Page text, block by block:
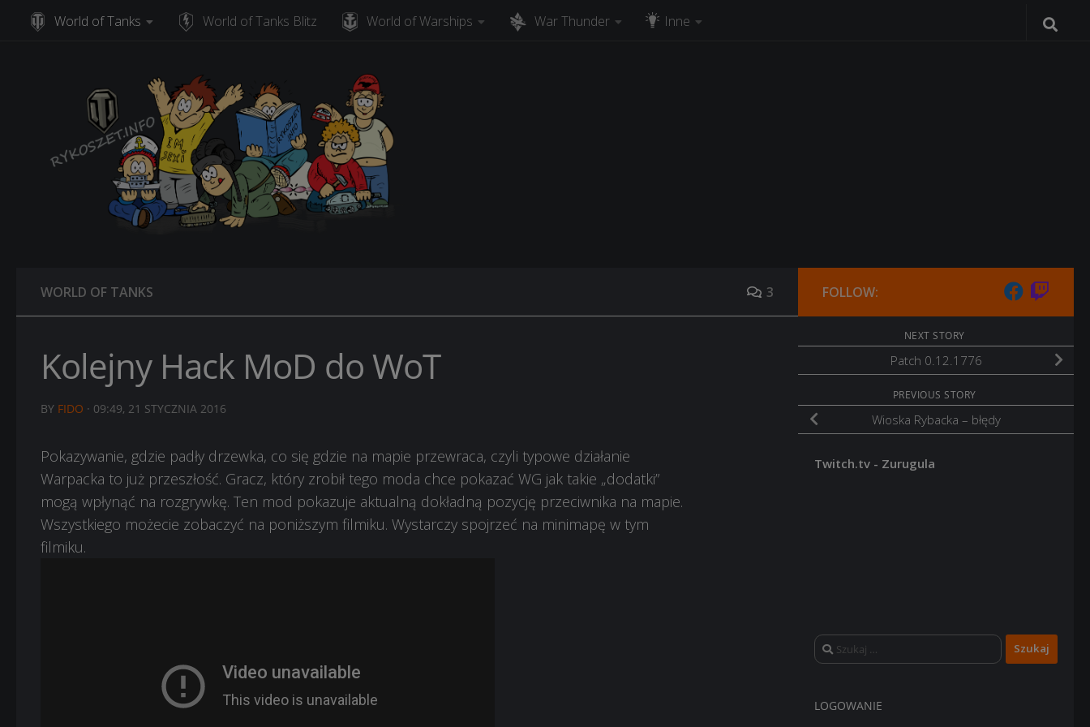
Skip to content
World of Tanks World of Tanks Blitz World of Warships War Thunder Inne
WORLD OF TANKS 3
Kolejny Hack MoD do WoT
BY FIDO · 09:49, 21 STYCZNIA 2016
Pokazywanie, gdzie padły drzewka, co się gdzie na mapie przewraca, czyli typowe działanie
Warpacka to już przeszłość. Gracz, który zrobił tego moda chce pokazać WG jak takie „dodatki”
mogą wpłynąć na rozgrywkę. Ten mod pokazuje aktualną dokładną pozycję przeciwnika na mapie.
Wszystkiego możecie zobaczyć na poniższym filmiku. Wystarczy spojrzeć na minimapę w tym
filmiku.
FOLLOW:
NEXT STORY
Patch 0.12.1776
PREVIOUS STORY
Wioska Rybacka – błędy
Twitch.tv - Zurugula
Szukaj:
LOGOWANIE